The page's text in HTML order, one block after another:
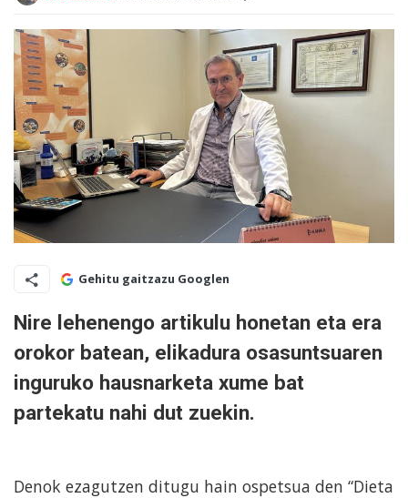
Gehitu gaitzazu Googlen
Nire lehenengo artikulu honetan eta era
orokor batean, elikadura osasuntsuaren
inguruko hausnarketa xume bat
partekatu nahi dut zuekin.
Denok ezagutzen ditugu hain ospetsua den “Dieta